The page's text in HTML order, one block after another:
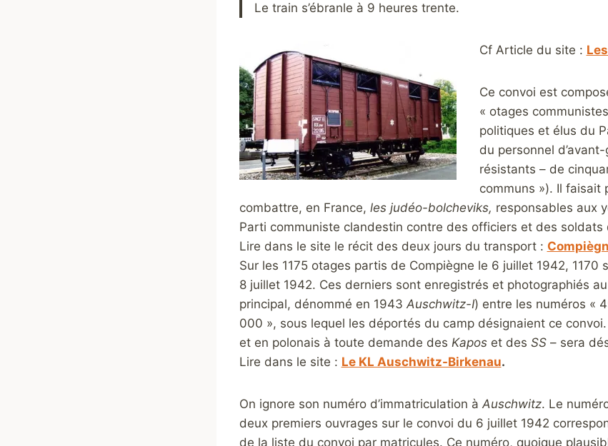
Le train s’ébranle à 9 heures trente.
Cf Article du site :
Ce convoi est
« otages
politiques et élus du
du personnel
résistants – de
communs »). Il faisait
combattre, en France, les judéo-bolcheviks, responsables aux
Parti communiste clandestin contre des officiers et des soldats
Lire dans le site le récit des deux jours du transport :
Sur les 1175 otages partis de Compiègne le 6 juillet 1942, 1170
8 juillet 1942. Ces derniers sont enregistrés et photographiés au
principal, dénommé en 1943 Auschwitz-I) entre les numéros «
000 », sous lequel les déportés du camp désignaient ce
et en polonais à toute demande des Kaposet des SS– sera
Lire dans le site : Le KL Auschwitz-Birkenau.
On ignore son numéro d’immatriculation à Auschwitz. Le
deux premiers ouvrages sur le convoi du 6 juillet 1942
de la liste du convoi par matricules. Ce numéro, quoique